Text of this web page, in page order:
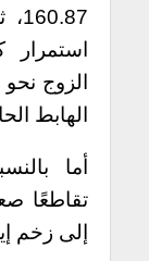
الزوج
الهابط
تقاطعًا
إلى زخم